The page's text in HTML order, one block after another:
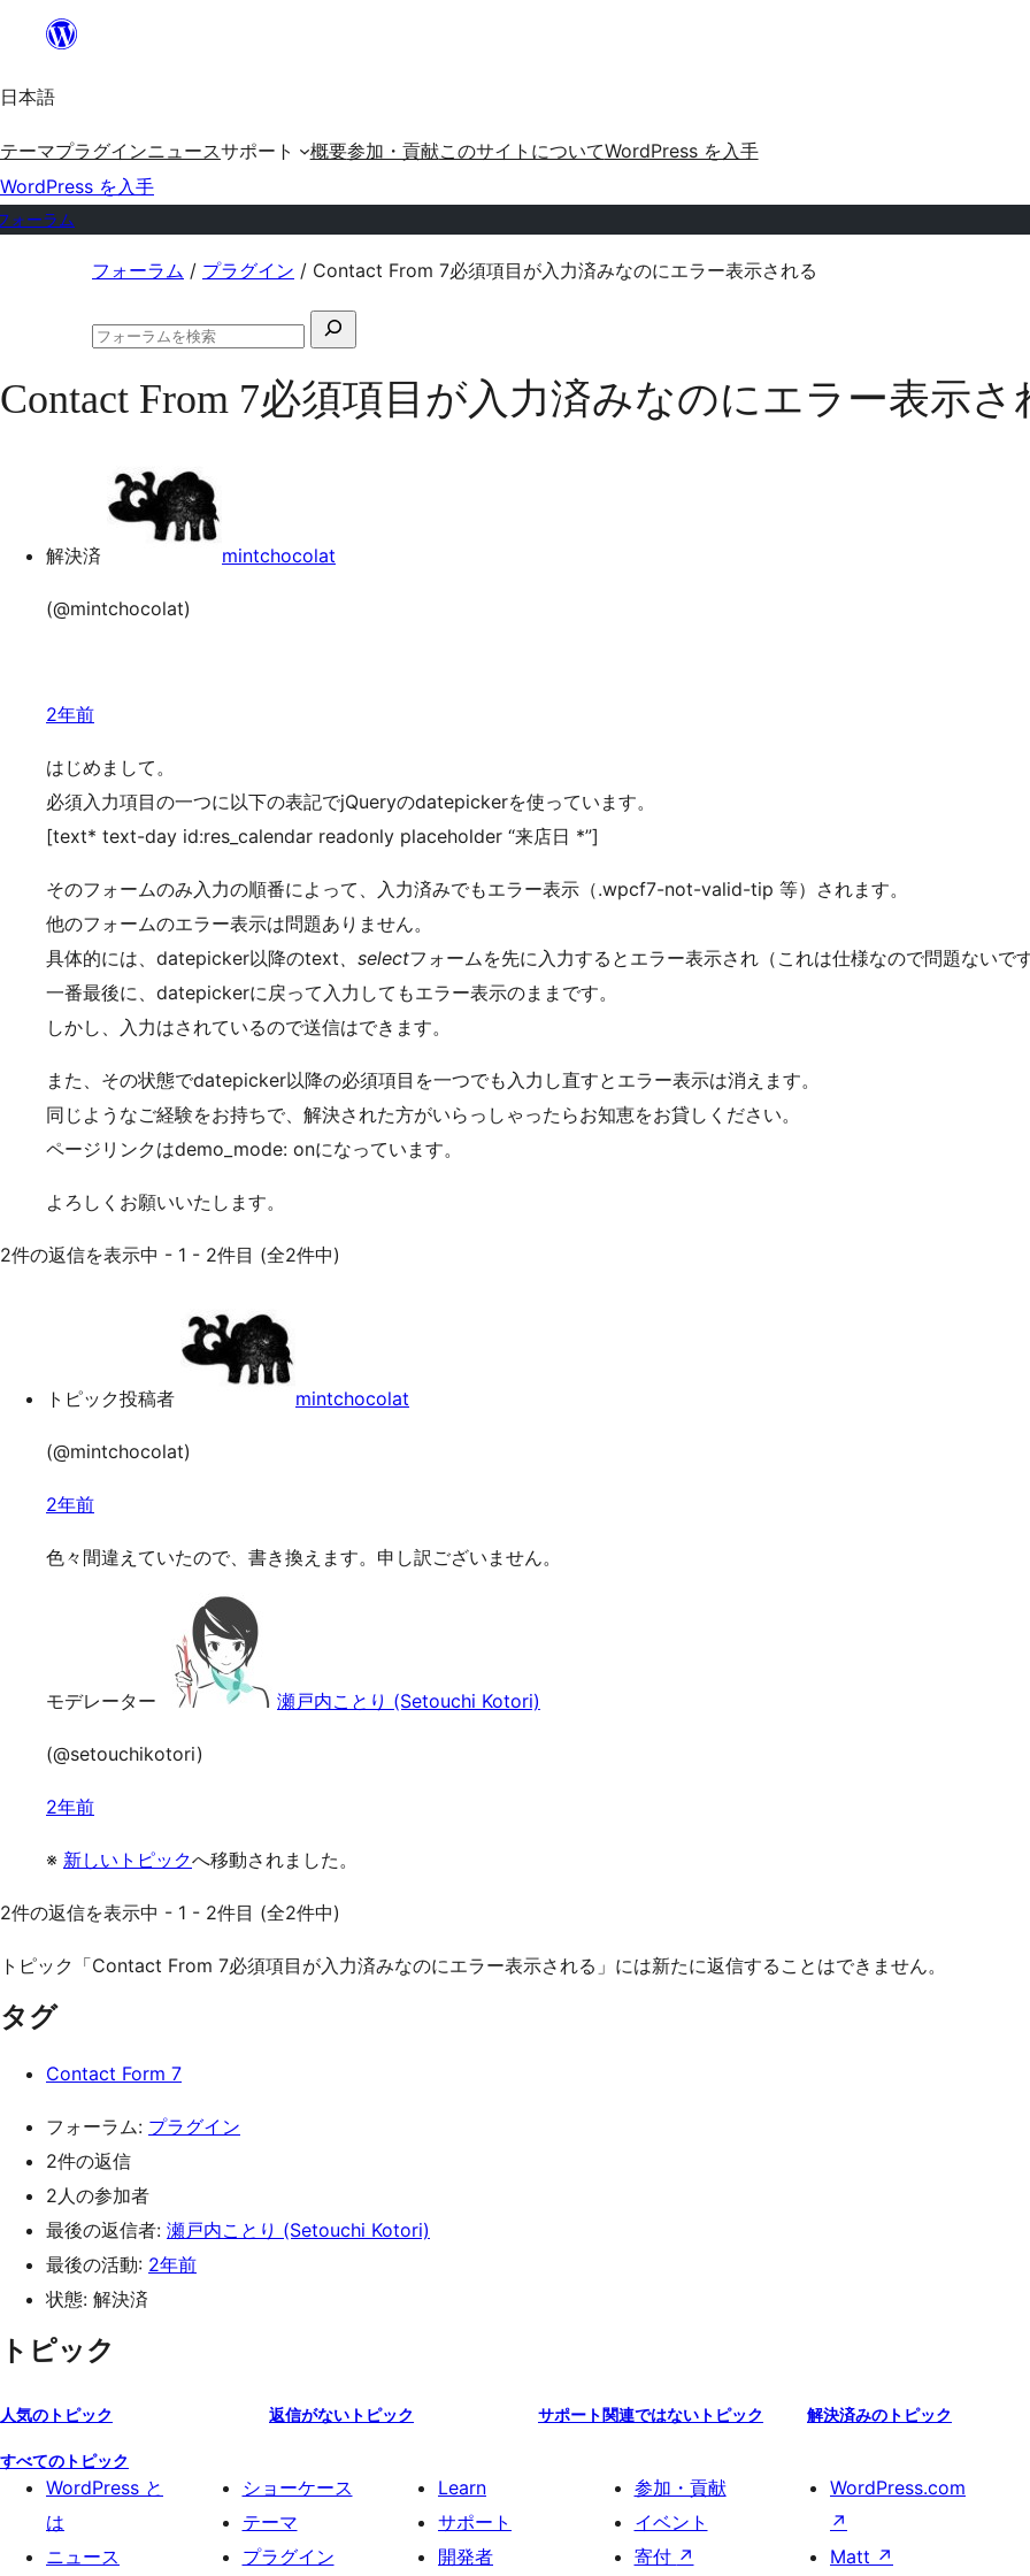
を
ッ
プ
日本語
テーマプラグインニュースサポート 概要参加・貢献このサイトについてWordPress を入手
WordPress を入手
ォーラム
ツ
フォーラム / プラグイン / Contact From 7必須項目が入力済みなのにエラー表示される
検
対
フ
ー
ラ
Contact From 7必須項目が入力済みなのにエラー表示さ
解決済 mintchocolat
(@mintchocolat)
2年前
はじめまして。
必須入力項目の一つに以下の表記でjQueryのdatepickerを使っています。
[text* text-day id:res_calendar readonly placeholder “来店日 *”]
そのフォームのみ入力の順番によって、入力済みでもエラー表示（.wpcf7-not-valid-tip 等）されます。
他のフォームのエラー表示は問題ありません。
具体的には、datepicker以降のtext、selectフォームを先に入力するとエラー表示され（これは仕様なので問題ないで
一番最後に、datepickerに戻って入力してもエラー表示のままです。
しかし、入力はされているので送信はできます。
また、その状態でdatepicker以降の必須項目を一つでも入力し直すとエラー表示は消えます。
同じようなご経験をお持ちで、解決された方がいらっしゃったらお知恵をお貸しください。
ページリンクはdemo_mode: onになっています。
よろしくお願いいたします。
2件の返信を表示中 - 1 - 2件目 (全2件中)
トピック投稿者 mintchocolat
(@mintchocolat)
2年前
色々間違えていたので、書き換えます。申し訳ございません。
モデレーター 瀬戸内ことり (Setouchi Kotori)
(@setouchikotori)
2年前
※ 新しいトピックへ移動されました。
2件の返信を表示中 - 1 - 2件目 (全2件中)
トピック「Contact From 7必須項目が入力済みなのにエラー表示される」には新たに返信することはできません。
タグ
Contact Form 7
フォーラム: プラグイン
2件の返信
2人の参加者
最後の返信者: 瀬戸内ことり (Setouchi Kotori)
最後の活動: 2年前
状態: 解決済
トピック
人気のトピック 返信がないトピック サポート関連ではないトピック 解決済みのトピック
すべてのトピック
WordPress と
は
ニュース
ショーケース
テーマ
プラグイン
Learn
サポート
開発者
参加・貢献
イベント
寄付 ↗
WordPress.com
↗
Matt ↗